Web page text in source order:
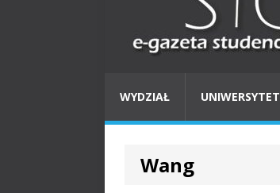
WYDZIAŁ UNIWERSYTET
Wang